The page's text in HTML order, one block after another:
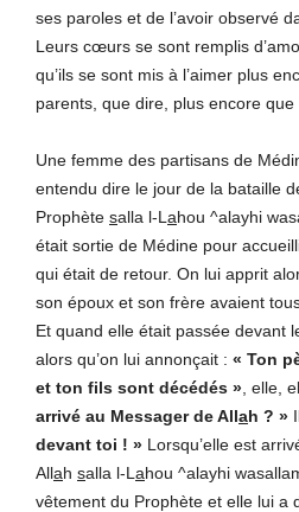
ses paroles et de l’avoir observé
Leurs cœurs se sont remplis
qu’ils se sont mis à l’aimer plus
parents, que dire, plus encore
Une femme des partisans de
entendu dire le jour de la bataille
Prophète salla l-L ahou ^alayhi
était sortie de Médine pour
qui était de retour. On lui apprit
son époux et son frère avaient
Et quand elle était passée devant
alors qu’on lui annonçait : « Ton
et ton fils sont décédés » , elle,
arrivé au Messager de Allah ? »
devant toi ! » Lorsqu’elle est
Allah salla l-L ahou ^alayhi
vêtement du Prophète et elle lui a